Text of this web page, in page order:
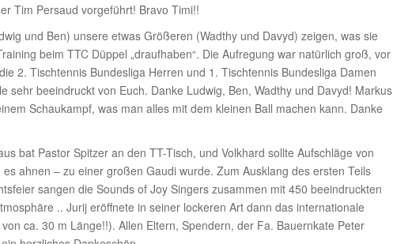
Tim Persaud vorgeführt! Bravo Timi!!
und Ben) unsere etwas Größeren (Wadthy und Davyd) zeigen, was sie
beim TTC Düppel „draufhaben“. Die Aufregung war natürlich groß, vor
2. Tischtennis Bundesliga Herren und 1. Tischtennis Bundesliga Damen
sehr beeindruckt von Euch. Danke Ludwig, Ben, Wadthy und Davyd! Markus
Schaukampf, was man alles mit dem kleinen Ball machen kann. Danke
bat Pastor Spitzer an den TT-Tisch, und Volkhard sollte Aufschläge von
ahnen – zu einer großen Gaudi wurde. Zum Ausklang des ersten Teils
sangen die Sounds of Joy Singers zusammen mit 450 beeindruckten
.. Jurij eröffnete in seiner lockeren Art dann das internationale
ca. 30 m Länge!!). Allen Eltern, Spendern, der Fa. Bauernkate Peter